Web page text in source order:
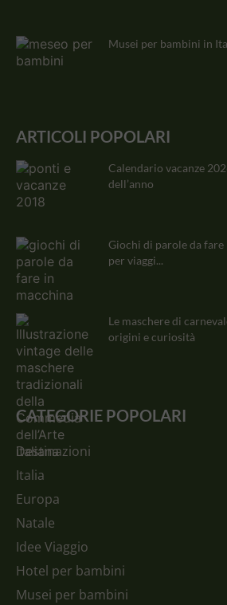
Musei per bambini in
ARTICOLI POPOLARI
Calendario vacanze
dell’anno
Giochi di parole da
per viaggi...
Le maschere di
origini e curiosità
CATEGORIE POPOLARI
Destinazioni
Italia
Europa
Natale
Idee Viaggio
Hotel per bambini
Musei per bambini